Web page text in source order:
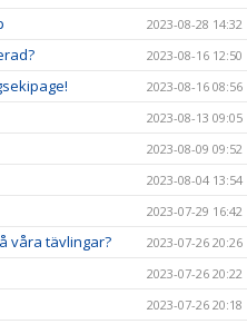
2023-08-28 14:32
2023-08-16 12:50
2023-08-16 08:56
2023-08-13 09:05
2023-08-09 09:52
2023-08-04 13:54
2023-07-29 16:42
våra tävlingar? 2023-07-26 20:26
2023-07-26 20:22
2023-07-26 20:18